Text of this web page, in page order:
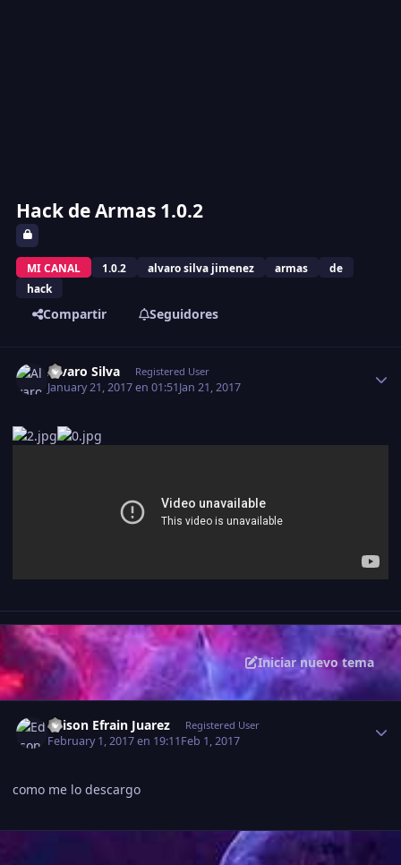
Hack de Armas 1.0.2
MI CANAL 1.0.2 alvaro silva jimenez armas
de
hack
Compartir Seguidores
Alvaro Silva Registered User
January 21, 2017 en 01:51Jan 21, 2017
Iniciar nuevo tema
Edison Efrain Juarez Registered User
February 1, 2017 en 19:11Feb 1, 2017
como me lo descargo